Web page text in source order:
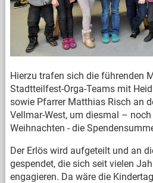
Hierzu trafen sich die führenden
Stadtteilfest-Orga-Teams mit
sowie Pfarrer Matthias Risch an
Vellmar-West, um diesmal –
Weihnachten - die
Der Erlös wird aufgeteilt und an
gespendet, die sich seit vielen
engagieren. Da wäre die